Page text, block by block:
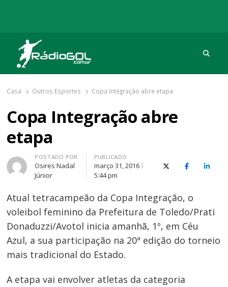
Rádio Gol
Há mais de 20 anos com as melhores coberturas
Casa Outros Esportes Copa Integração abre etapa
Copa Integração abre
etapa
Autor
POSTADO POR
Osires Nadal
Júnior
PUBLICADO
março 31, 2016
5:44 pm
X (Twitter)Facebook
O
Atual tetracampeão da Copa Integração, o
voleibol feminino da Prefeitura de Toledo/Prati
Donaduzzi/Avotol inicia amanhã, 1º, em Céu
Azul, a sua participação na 20ª edição do torneio
mais tradicional do Estado.
A etapa vai envolver atletas da categoria